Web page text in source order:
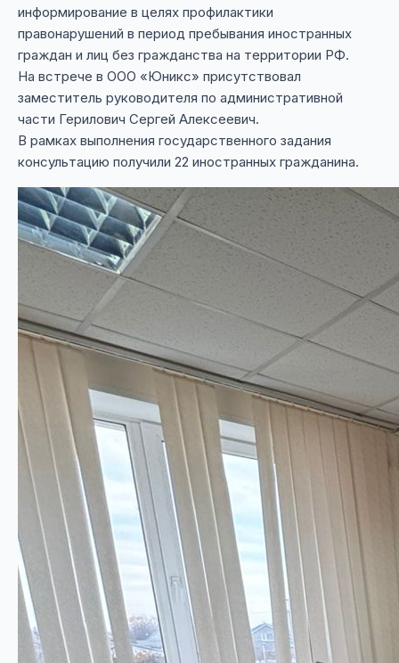
информирование в целях профилактики
правонарушений в период пребывания иностранных
граждан и лиц без гражданства на территории РФ.
На встрече в ООО «Юникс» присутствовал
заместитель руководителя по административной
части Герилович Сергей Алексеевич.
В рамках выполнения государственного задания
консультацию получили 22 иностранных гражданина.